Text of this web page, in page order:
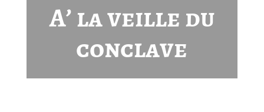
A’ la veille du
conclave